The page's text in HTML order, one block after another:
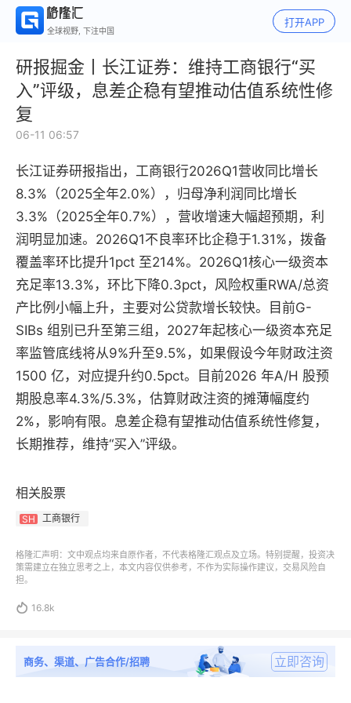
全球视野, 下注中国
打开APP
研报掘金丨长江证券：维持工商银行“买
入”评级，息差企稳有望推动估值系统性修
复
06-11 06:57
长江证券研报指出，工商银行2026Q1营收同比增长
8.3%（2025全年2.0%），归母净利润同比增长
3.3%（2025全年0.7%），营收增速大幅超预期，利
润明显加速。2026Q1不良率环比企稳于1.31%，拨备
覆盖率环比提升1pct 至214%。2026Q1核心一级资本
充足率13.3%，环比下降0.3pct，风险权重RWA/总资
产比例小幅上升，主要对公贷款增长较快。目前G-
SIBs 组别已升至第三组，2027年起核心一级资本充足
率监管底线将从9%升至9.5%，如果假设今年财政注资
1500 亿，对应提升约0.5pct。目前2026 年A/H 股预
期股息率4.3%/5.3%，估算财政注资的摊薄幅度约
2%，影响有限。息差企稳有望推动估值系统性修复，
长期推荐，维持“买入”评级。
相关股票
SH 工商银行
格隆汇声明：文中观点均来自原作者，不代表格隆汇观点及立场。特别提醒，投资决
策需建立在独立思考之上，本文内容仅供参考，不作为实际操作建议，交易风险自
担。
 16.8k
商务、渠道、广告合作/招聘 立即咨询